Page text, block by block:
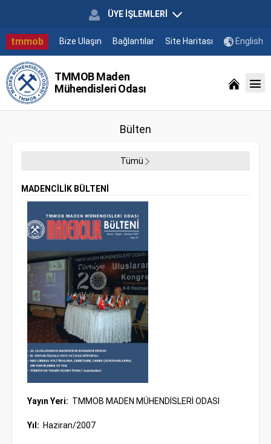
ÜYE İŞLEMLERİ
tmmob Bize Ulaşın Bağlantılar Site Haritası English
TMMOB Maden
Mühendisleri Odası
Bülten
Tümü
MADENCİLİK BÜLTENİ
Yayın Yeri: TMMOB MADEN MÜHENDİSLERİ ODASI
Yıl: Haziran/2007